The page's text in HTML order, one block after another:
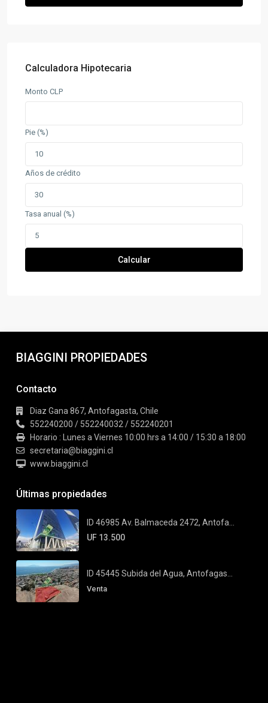
Calculadora Hipotecaria
Monto CLP
Pie (%)
Años de crédito
Tasa anual (%)
Calcular
BIAGGINI PROPIEDADES
Contacto
Diaz Gana 867, Antofagasta, Chile
552240200 / 552240032 / 552240201
Horario : Lunes a Viernes 10:00 hrs a 14:00 / 15:30 a 18:00
secretaria@biaggini.cl
www.biaggini.cl
Últimas propiedades
ID 46985 Av. Balmaceda 2472, Antofa...
UF 13.500
ID 45445 Subida del Agua, Antofagas...
Venta